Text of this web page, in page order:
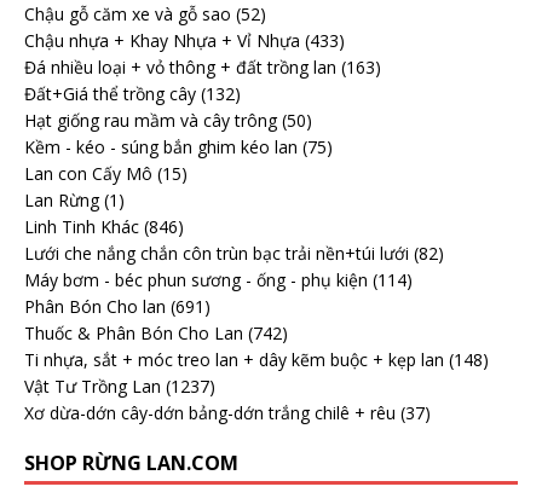
Chậu gỗ căm xe và gỗ sao (52)
Chậu nhựa + Khay Nhựa + Vỉ Nhựa (433)
Đá nhiều loại + vỏ thông + đất trồng lan (163)
Đất+Giá thể trồng cây (132)
Hạt giống rau mầm và cây trông (50)
Kềm - kéo - súng bắn ghim kéo lan (75)
Lan con Cấy Mô (15)
Lan Rừng (1)
Linh Tinh Khác (846)
Lưới che nắng chắn côn trùn bạc trải nền+túi lưới (82)
Máy bơm - béc phun sương - ống - phụ kiện (114)
Phân Bón Cho lan (691)
Thuốc & Phân Bón Cho Lan (742)
Ti nhựa, sắt + móc treo lan + dây kẽm buộc + kẹp lan (148)
Vật Tư Trồng Lan (1237)
Xơ dừa-dớn cây-dớn bảng-dớn trắng chilê + rêu (37)
SHOP RỪNG LAN.COM